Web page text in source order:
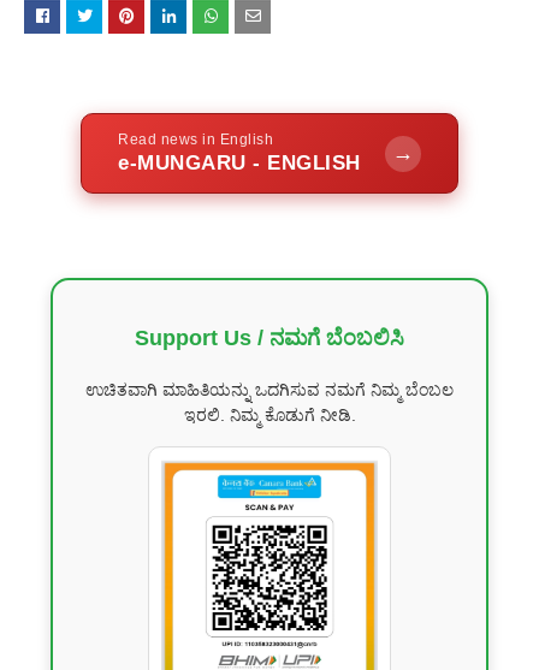
Read news in English
e-MUNGARU - ENGLISH →
Support Us / ನಮಗೆ ಬೆಂಬಲಿಸಿ
ಉಚಿತವಾಗಿ ಮಾಹಿತಿಯನ್ನು ಒದಗಿಸುವ ನಮಗೆ ನಿಮ್ಮ ಬೆಂಬಲ
ಇರಲಿ. ನಿಮ್ಮ ಕೊಡುಗೆ ನೀಡಿ.